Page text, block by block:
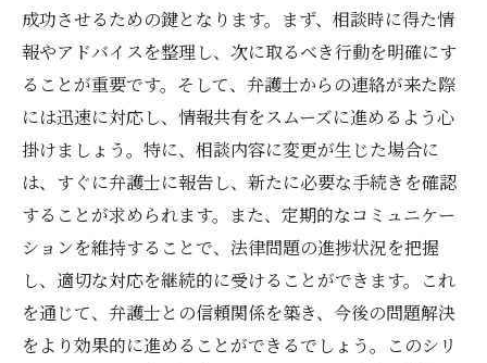
成功させるための鍵となります。まず、相談時に得た情
報やアドバイスを整理し、次に取るべき行動を明確にす
ることが重要です。そして、弁護士からの連絡が来た際
には迅速に対応し、情報共有をスムーズに進めるよう心
掛けましょう。特に、相談内容に変更が生じた場合に
は、すぐに弁護士に報告し、新たに必要な手続きを確認
することが求められます。また、定期的なコミュニケー
ションを維持することで、法律問題の進捗状況を把握
し、適切な対応を継続的に受けることができます。これ
を通じて、弁護士との信頼関係を築き、今後の問題解決
をより効果的に進めることができるでしょう。このシリ